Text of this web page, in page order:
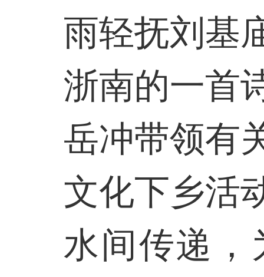
雨轻抚刘基
浙南的一首
岳冲带领有
文化下乡活
水间传递，